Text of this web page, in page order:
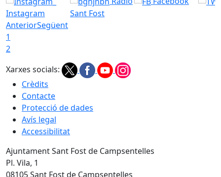
Instagram
Sant Fost
AnteriorSegüent
1
2
Xarxes socials:
Crèdits
Contacte
Protecció de dades
Avís legal
Accessibilitat
Ajuntament Sant Fost de Campsentelles
Pl. Vila, 1
08105 Sant Fost de Campsentelles